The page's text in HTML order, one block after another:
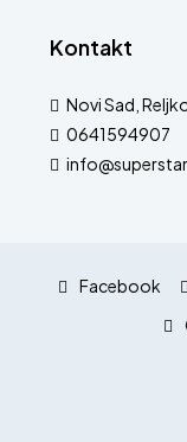
Kontakt
Novi Sad,
0641594907
Facebook